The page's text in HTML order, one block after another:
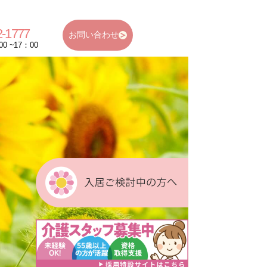
1777
~17：00
お問い合わせ